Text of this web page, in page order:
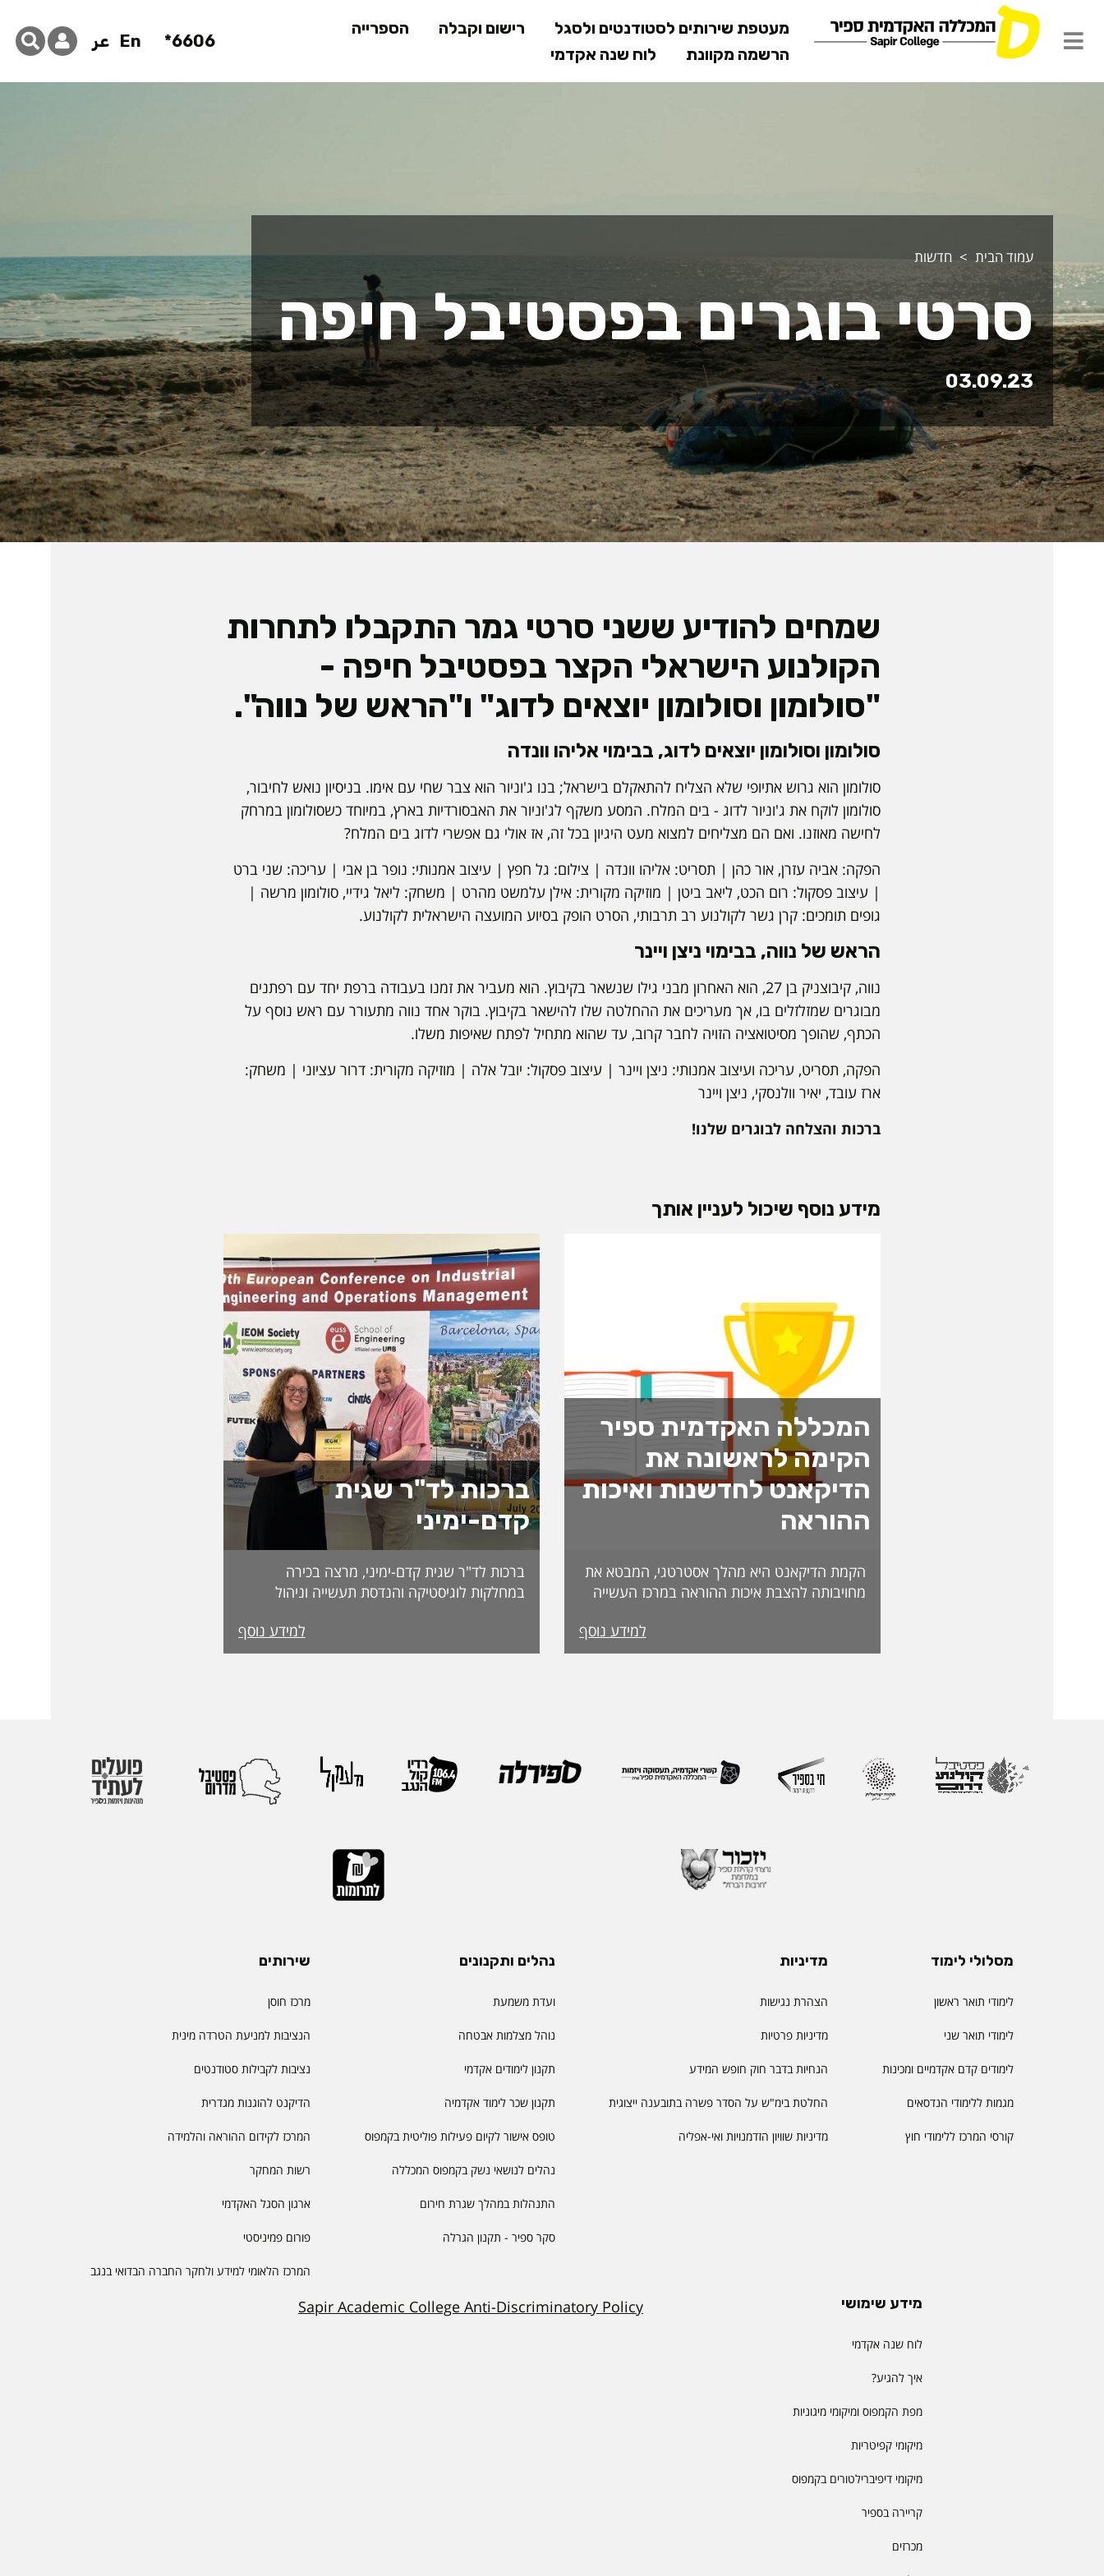
לתוכן
המרכזי
מעטפת שירותים לסטודנטים ולסגל רישום וקבלה
הספרייה
הרשמה מקוונת
לוח שנה אקדמי
6606*
En عر
עמוד הבית חדשות
סרטי בוגרים בפסטיבל חיפה
03.09.23
שמחים להודיע ששני סרטי גמר התקבלו לתחרות
הקולנוע הישראלי הקצר בפסטיבל חיפה -
"סולומון וסולומון יוצאים לדוג" ו"הראש של נווה".
סולומון וסולומון יוצאים לדוג, בבימוי אליהו וונדה
סולומון הוא גרוש אתיופי שלא הצליח להתאקלם בישראל; בנו ג'וניור הוא צבר שחי עם אימו. בניסיון נואש לחיבור,
סולומון לוקח את ג'וניור לדוג - בים המלח. המסע משקף לג'וניור את האבסורדיות בארץ, במיוחד כשסולומון במרחק
לחישה מאוזנו. ואם הם מצליחים למצוא מעט היגיון בכל זה, אז אולי גם אפשרי לדוג בים המלח?
הפקה: אביה עזרן, אור כהן | תסריט: אליהו וונדה | צילום: גל חפץ | עיצוב אמנותי: נופר בן אבי | עריכה: שני ברט
| עיצוב פסקול: רום הכט, ליאב ביטן | מוזיקה מקורית: אילן עלמשט מהרט | משחק: ליאל גידיי, סולומון מרשה |
גופים תומכים: קרן גשר לקולנוע רב תרבותי, הסרט הופק בסיוע המועצה הישראלית לקולנוע.
הראש של נווה, בבימוי ניצן ויינר
נווה, קיבוצניק בן 27, הוא האחרון מבני גילו שנשאר בקיבוץ. הוא מעביר את זמנו בעבודה ברפת יחד עם רפתנים
מבוגרים שמזלזלים בו, אך מעריכים את ההחלטה שלו להישאר בקיבוץ. בוקר אחד נווה מתעורר עם ראש נוסף על
הכתף, שהופך מסיטואציה הזויה לחבר קרוב, עד שהוא מתחיל לפתח שאיפות משלו.
הפקה, תסריט, עריכה ועיצוב אמנותי: ניצן ויינר | עיצוב פסקול: יובל אלה | מוזיקה מקורית: דרור עציוני | משחק:
ארז עובד, יאיר וולנסקי, ניצן ויינר
ברכות והצלחה לבוגרים שלנו!
מידע נוסף שיכול לעניין אותך
המכללה האקדמית ספיר
הקימה לראשונה את
הדיקאנט לחדשנות ואיכות
ההוראה
הקמת הדיקאנט היא מהלך אסטרטגי, המבטא את
מחויבותה להצבת איכות ההוראה במרכז העשייה
לאתגרי העתיד. בראש הדיקאנט עומדת אפרת
ליברמן, דיקאנית ההוראה, אשת חינוך ופדגוגיה
ההוראה הראשון שהוקם בספיר - מהלך המבטא
את החשיבות האסטרטגית שמעניקה המכללה
למצוינות בהוראה ולחוויית הלמידה של הסטודנטים
למידע נוסף
ברכות לד"ר שגית
קדם-ימיני
ברכות לד"ר שגית קדם-ימיני, מרצה בכירה
במחלקות לוגיסטיקה והנדסת תעשייה וניהול
מטעם האגודה הבינלאומית IEOM Society
International. מההוקרות הגבוהות ביותר
IEOM היא אחת האגודות הבינלאומיות הגדולות
בתחומי הנדסת התעשייה והניהול.
למידע נוסף
מסלולי לימוד
לימודי תואר ראשון
לימודי תואר שני
לימודים קדם אקדמיים ומכינות
מגמות ללימודי הנדסאים
קורסי המרכז ללימודי חוץ
מדיניות
הצהרת נגישות
מדיניות פרטיות
הנחיות בדבר חוק חופש המידע
החלטת בימ"ש על הסדר פשרה בתובענה ייצוגית
מדיניות שוויון הזדמנויות ואי-אפליה
נהלים ותקנונים
ועדת משמעת
נוהל מצלמות אבטחה
תקנון לימודים אקדמי
תקנון שכר לימוד אקדמיה
טופס אישור לקיום פעילות פוליטית בקמפוס
נהלים לנושאי נשק בקמפוס המכללה
התנהלות במהלך שגרת חירום
סקר ספיר - תקנון הגרלה
שירותים
מרכז חוסן
הנציבות למניעת הטרדה מינית
נציבות לקבילות סטודנטים
הדיקנט להוגנות מגדרית
המרכז לקידום ההוראה והלמידה
רשות המחקר
ארגון הסגל האקדמי
פורום פמיניסטי
המרכז הלאומי למידע ולחקר החברה הבדואי בנגב
מידע שימושי
לוח שנה אקדמי
איך להגיע?
מפת הקמפוס ומיקומי מיגוניות
מיקומי קפיטריות
מיקומי דיפיברילטורים בקמפוס
קריירה בספיר
מכרזים
Sapir Academic College Anti-Discriminatory Policy